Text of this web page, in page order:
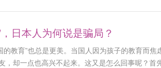
于欧盟国家？欧盟
日本人为何说是骗局？
的教育”也总是更美。当国人因为孩子的教育而
，却一点也高兴不起来。这又是怎么回事呢？